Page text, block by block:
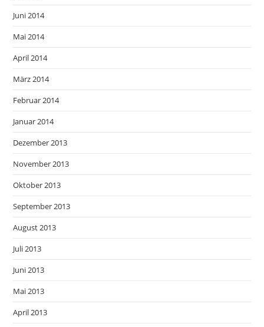
Juni 2014
Mai 2014
April 2014
März 2014
Februar 2014
Januar 2014
Dezember 2013
November 2013
Oktober 2013
September 2013
August 2013
Juli 2013
Juni 2013
Mai 2013
April 2013